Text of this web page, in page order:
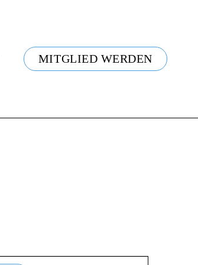
MITGLIED WERDEN